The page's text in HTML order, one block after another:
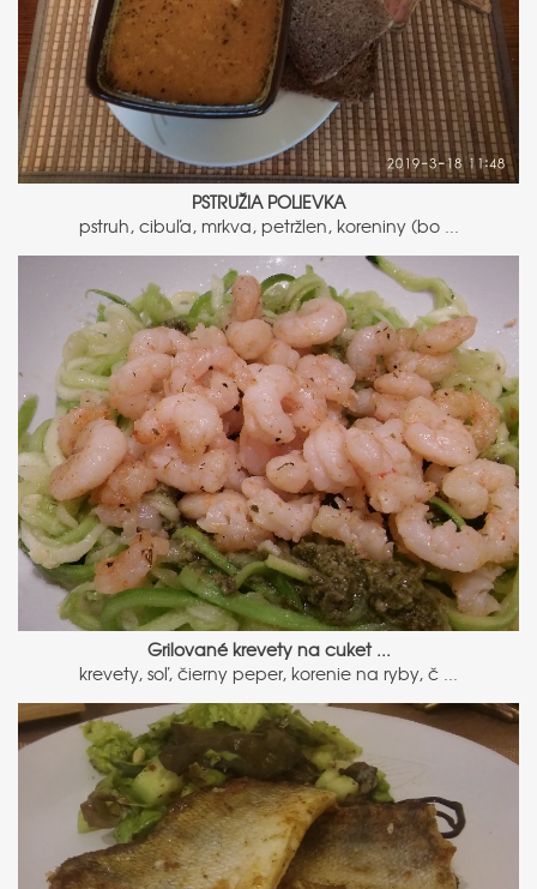
PSTRUŽIA POLIEVKA
pstruh, cibuľa, mrkva, petržlen, koreniny (bo ...
Grilované krevety na cuket ...
krevety, soľ, čierny peper, korenie na ryby, č ...